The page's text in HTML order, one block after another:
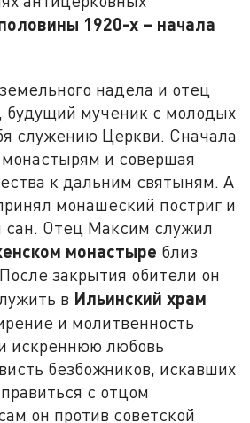
1920-х – начала
надела и отец
будущий мученик с молодых
служению Церкви. Сначала
и совершая
к дальним святыням. А
монашеский постриг и
сан. Отец Максим служил
монастыре близ
закрытия обители он
в Ильинский храм
и молитвенность
искреннюю любовь
безбожников, искавших
с отцом
он против советской